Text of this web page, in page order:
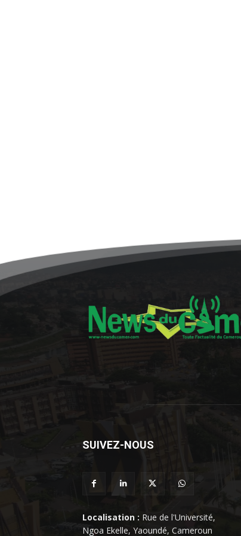
SUIVEZ-NOUS
Localisation : Rue de l'Université,
Ngoa Ekelle, Yaoundé, Cameroun